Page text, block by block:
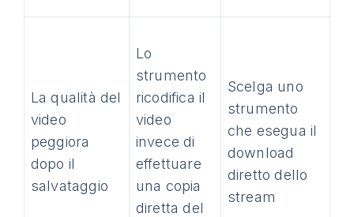
La qualità del
video
peggiora
dopo il
salvataggio
Lo
strumento
ricodifica il
video
invece di
effettuare
una copia
diretta del
Scelga uno
strumento
che esegua il
download
diretto dello
stream